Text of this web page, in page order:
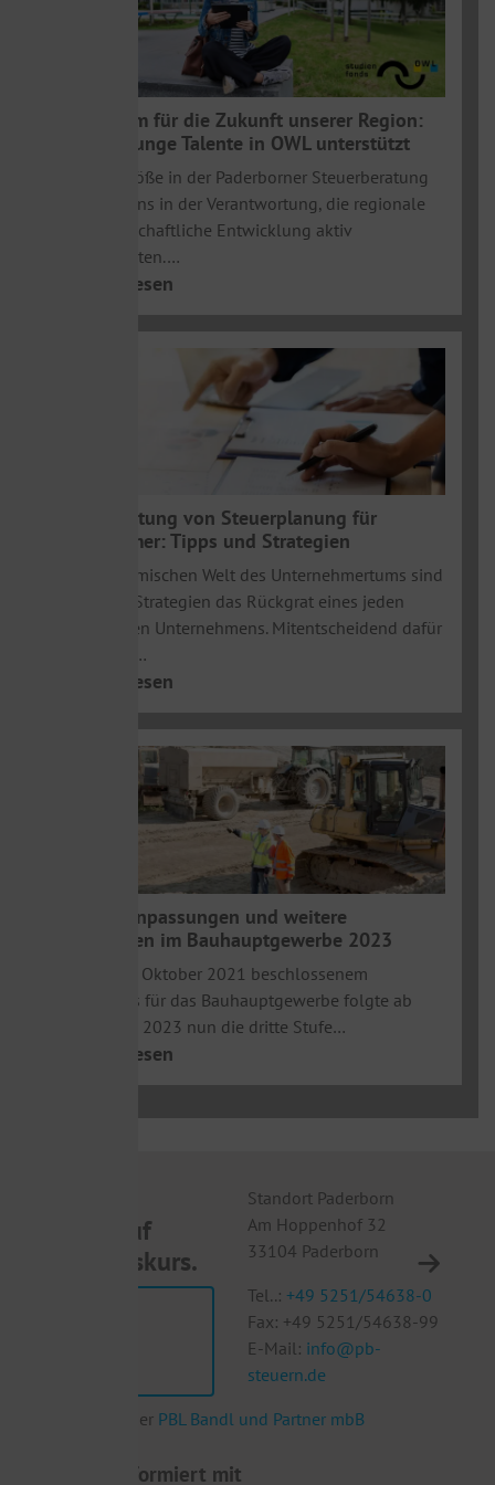
Gemeinsam für die Zukunft unserer Region:
Wie PBS junge Talente in OWL unterstützt
Als feste Größe in der Paderborner Steuerberatung
sehen wir uns in der Verantwortung, die regionale
und gesellschaftliche Entwicklung aktiv
mitzugestalten.…
>> weiterlesen
Die Bedeutung von Steuerplanung für
Unternehmer: Tipps und Strategien
In der dynamischen Welt des Unternehmertums sind
finanzielle Strategien das Rückgrat eines jeden
erfolgreichen Unternehmens. Mitentscheidend dafür
ist eine gut…
>> weiterlesen
Tariflohnanpassungen und weitere
Neuerungen im Bauhauptgewerbe 2023
Laut des im Oktober 2021 beschlossenem
Tarifpaketes für das Bauhauptgewerbe folgte ab
dem 1. April 2023 nun die dritte Stufe…
>> weiterlesen
Wir sind auf
Wachstumskurs.
Standort Paderborn
Am Hoppenhof 32
33104 Paderborn
Tel..: +49 5251/54638-0
Fax: +49 5251/54638-99
E-Mail: info@pb-
steuern.de
*Kontaktbüros der PBL Bandl und Partner mbB
Immer top informiert mit